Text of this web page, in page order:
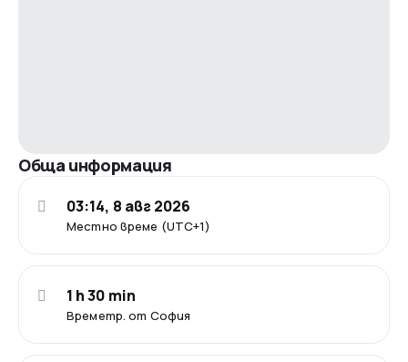
Обща информация
Местно време (UTC+1)
03:14, 8 авг 2026
Времетр. от София
1 h 30 min